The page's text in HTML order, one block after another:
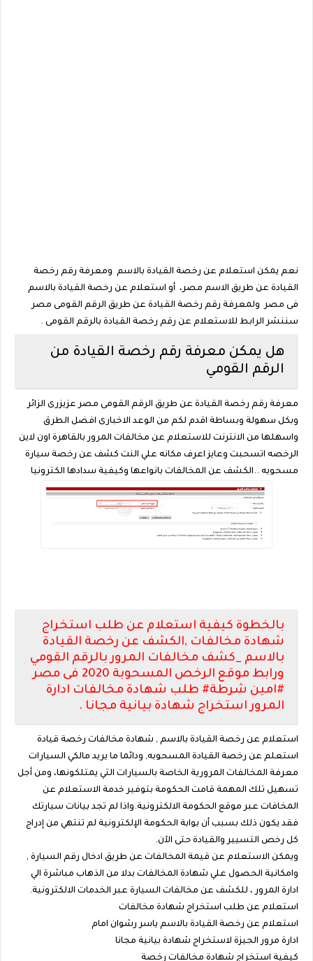
نعم يمكن استعلام عن رخصة القيادة بالاسم ومعرفة رقم رخصة
القيادة عن طريق الاسم مصر، أو استعلام عن رخصة القيادة بالاسم
فى مصر ولمعرفة رقم رخصة القيادة عن طريق الرقم القومى مصر
سننشر الرابط للاستعلام عن رقم رخصة القيادة بالرقم القومى .
هل يمكن معرفة رقم رخصة القيادة من
الرقم القومي
معرفة رقم رخصة القيادة عن طريق الرقم القومى مصر عزيزرى الزائر
وبكل سهولة وبساطة اقدم لكم من الوعد الاخبارى افضل الطرق
واسهلها من الانترنت للاستعلام عن مخالفات المرور بالقاهرة اون لاين
الرخصه اتسحبت وعايز اعرف مكانه علي النت كشف عن رخصة سيارة
مسحوبه ..الكشف عن المخالفات بانواعها وكيفية سدادها الكترونيا
بالخطوة كيفية استعلام عن طلب استخراج
شهادة مخالفات ,الكشف عن رخصة القيادة
بالاسم _كشف مخالفات المرور بالرقم القومي
ورابط موقع الرخص المسحوبة 2020 فى مصر
#امين شرطة# طلب شهادة مخالفات ادارة
المرور استخراج شهادة بيانية مجانا .
استعلام عن رخصة القيادة بالاسم , شهادة مخالفات رخصة قيادة
استعلم عن رخصة القيادة المسحوبه, ودائما ما يريد مالكي السيارات
معرفة المخالفات المرورية الخاصة بالسيارات التي يمتلكونها، ومن أجل
تسهيل تلك المهمة قامت الحكومة بتوفير خدمة الاستعلام عن
المخافات عبر موقع الحكومة الالكترونية.واذا لم تجد بيانات سيارتك
فقد يكون ذلك بسبب أن بوابة الحكومة الإلكترونية لم تنتهي من إدراج
كل رخص التسيير والقيادة حتى الآن.
ويمكن الاستعلام عن قيمة المخالفات عن طريق ادخال رقم السيارة ,
وامكانية الحصول علي شهادة المخالفات بدلا من الذهاب مباشرة الي
ادارة المرور ، للكشف عن مخالفات السيارة عبر الخدمات الالكترونية.
استعلام عن طلب استخراج شهادة مخالفات
استعلام عن رخصة القيادة بالاسم ياسر رشوان امام
ادارة مرور الجيزة لاستخراج شهادة بيانية مجانا
كيفية استخراج شهادة مخالفات رخصة